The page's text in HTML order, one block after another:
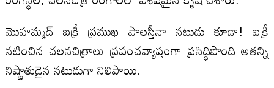
మొహమ్మద్ బక్రీ ప్రముఖ పాలస్తీనా నటుడు కూడా! బక్రీ
నటించిన చలనచిత్రాలు ప్రపంచవ్యాప్తంగా ప్రసిద్ధిపొంది అతన్ని
నిష్ణాతుడైన నటుడుగా నిలిపాయి.